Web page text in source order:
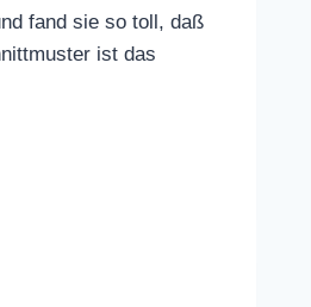
fand sie so toll, daß
ist das